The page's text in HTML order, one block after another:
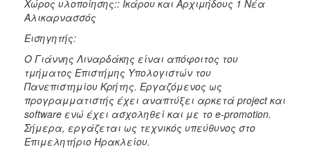
Χώρος υλοποίησης:: Ικάρου και Αρχιμήδους 1 Νέα
Αλικαρνασσός
Εισηγητής:
Ο Γιάννης Λιναρδάκης είναι απόφοιτος του
τμήματος Επιστήμης Υπολογιστών του
Πανεπιστημίου Κρήτης. Εργαζόμενος ως
προγραμματιστής έχει αναπτύξει αρκετά project και
software ενώ έχει ασχοληθεί και με το e-promotion.
Σήμερα, εργάζεται ως τεχνικός υπεύθυνος στο
Επιμελητήριο Ηρακλείου.